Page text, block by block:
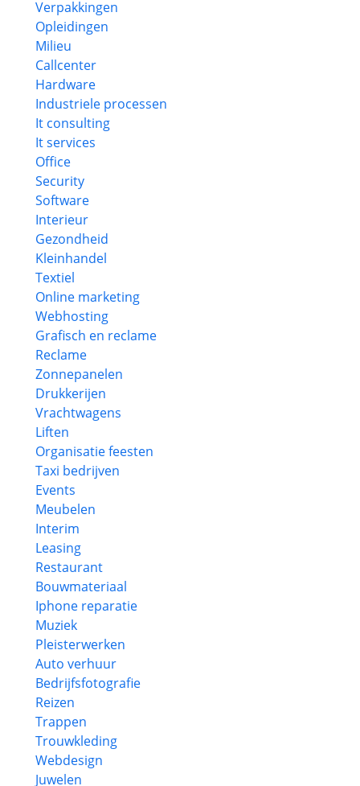
Verpakkingen
Opleidingen
Milieu
Callcenter
Hardware
Industriele processen
It consulting
It services
Office
Security
Software
Interieur
Gezondheid
Kleinhandel
Textiel
Online marketing
Webhosting
Grafisch en reclame
Reclame
Zonnepanelen
Drukkerijen
Vrachtwagens
Liften
Organisatie feesten
Taxi bedrijven
Events
Meubelen
Interim
Leasing
Restaurant
Bouwmateriaal
Iphone reparatie
Muziek
Pleisterwerken
Auto verhuur
Bedrijfsfotografie
Reizen
Trappen
Trouwkleding
Webdesign
Juwelen